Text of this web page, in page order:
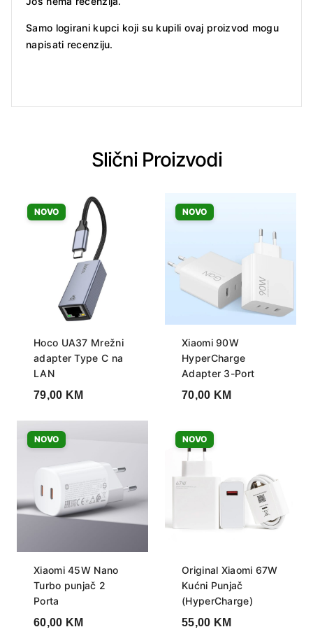
Samo logirani kupci koji su kupili ovaj proizvod mogu
napisati recenziju.
Slični Proizvodi
NOVO
Hoco UA37 Mrežni
adapter Type C na
LAN
79,00 KM
NOVO
Xiaomi 90W
HyperCharge
Adapter 3-Port
70,00 KM
NOVO
Xiaomi 45W Nano
Turbo punjač 2
Porta
60,00 KM
NOVO
Original Xiaomi 67W
Kućni Punjač
(HyperCharge)
55,00 KM